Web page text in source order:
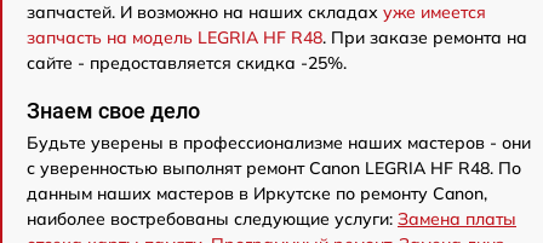
запчастей. И возможно на наших складах уже имеется
запчасть на модель LEGRIA HF R48. При заказе ремонта на
сайте - предоставляется скидка -25%.
Знаем свое дело
Будьте уверены в профессионализме наших мастеров - они
с уверенностью выполнят ремонт Canon LEGRIA HF R48. По
данным наших мастеров в Иркутске по ремонту Canon,
наиболее востребованы следующие услуги: Замена платы